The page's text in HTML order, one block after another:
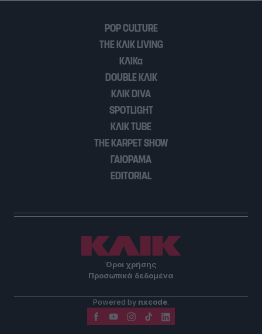
POP CULTURE
THE ΚΛΙΚ LIVING
ΚΛΙΚα
DOUBLE ΚΛΙΚ
ΚΛΙΚ DIVA
SPOTLIGHT
ΚΛΙΚ TUBE
THE KARPET SHOW
ΓΑΙΟΡΑΜΑ
EDITORIAL
Όροι χρήσης
Προσωπικά δεδομένα
Powered by nxcode.